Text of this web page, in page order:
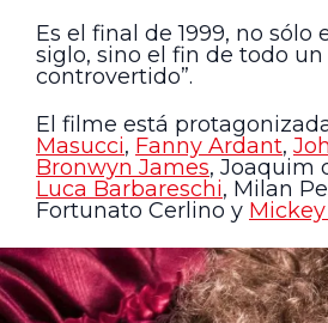
Es el final de 1999, no sólo
siglo, sino el fin de todo
controvertido”.
El filme está
Masucci, Fanny Ardant,
Bronwyn James, Joaquim
Luca Barbareschi, Milan
Fortunato Cerlino y